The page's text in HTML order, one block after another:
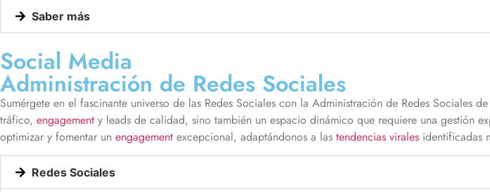
Saber más
Social Media
Administración de Redes Sociales
Sumérgete en el fascinante universo de las Redes Sociales con la Administración de Redes
tráfico, engagement y leads de calidad, sino también un espacio dinámico que requiere una gestión
optimizar y fomentar un engagement excepcional, adaptándonos a las tendencias virales identificadas
Redes Sociales